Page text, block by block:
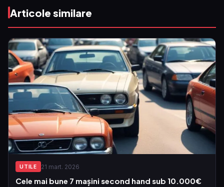
Articole similare
UTILE 21 mart. 2026
Cele mai bune 7 mașini second hand sub 10.000€